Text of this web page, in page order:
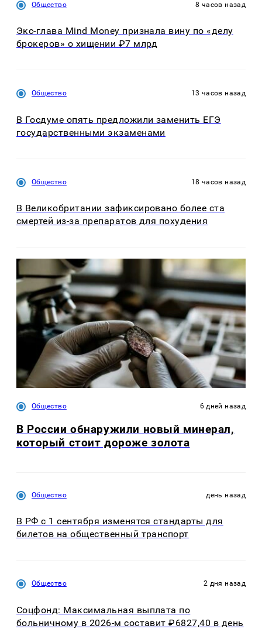
Общество 8 часов назад
Экс-глава Mind Money признала вину по «делу
брокеров» о хищении ₽7 млрд
Общество 13 часов назад
В Госдуме опять предложили заменить ЕГЭ
государственными экзаменами
Общество 18 часов назад
В Великобритании зафиксировано более ста
смертей из-за препаратов для похудения
Общество 6 дней назад
В России обнаружили новый минерал,
который стоит дороже золота
Общество день назад
В РФ с 1 сентября изменятся стандарты для
билетов на общественный транспорт
Общество 2 дня назад
Соцфонд: Максимальная выплата по
больничному в 2026-м составит ₽6827,40 в день